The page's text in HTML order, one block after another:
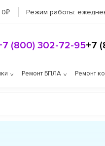
0₽ Режим работы:
(800) 302-72-95+7
Ремонт БПЛА Ремонт